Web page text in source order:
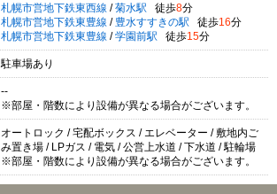
札幌市営地下鉄東西線 / 菊水駅 徒歩8分
札幌市営地下鉄東豊線 / 豊水すすきの駅 徒歩16分
札幌市営地下鉄東豊線 / 学園前駅 徒歩15分
駐車場あり
--
※部屋・階数により設備が異なる場合がございます。
オートロック / 宅配ボックス / エレベーター / 敷地内ご
み置き場 / LPガス / 電気 / 公営上水道 / 下水道 / 駐輪場
※部屋・階数により設備が異なる場合がございます。